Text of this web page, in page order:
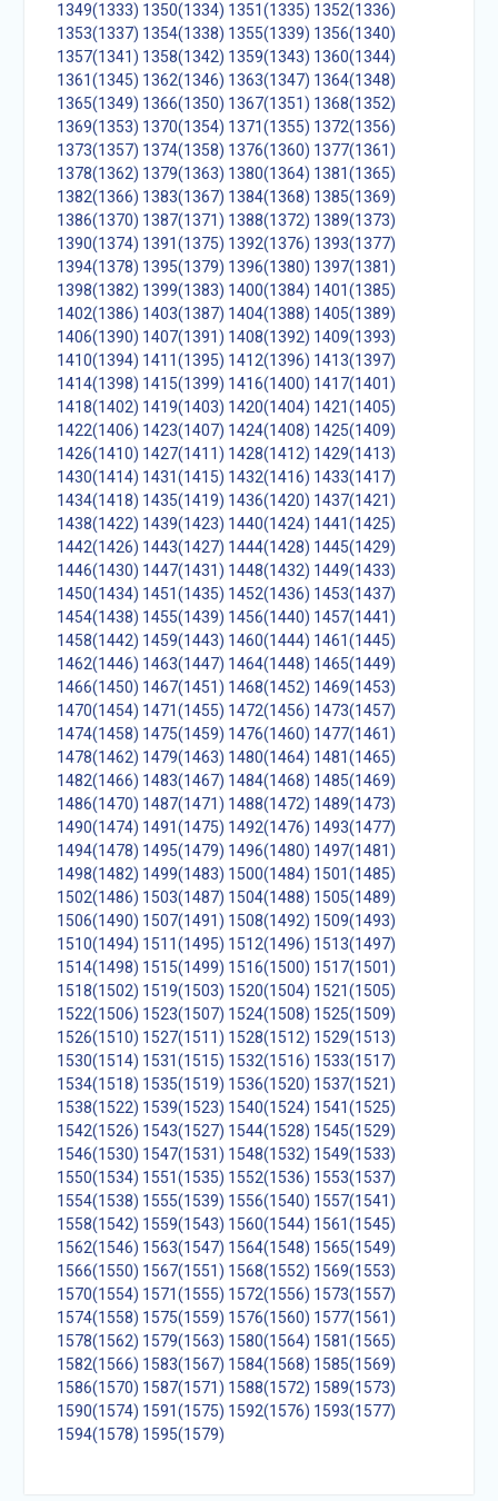
1349(1333) 1350(1334) 1351(1335) 1352(1336)
1353(1337) 1354(1338) 1355(1339) 1356(1340)
1357(1341) 1358(1342) 1359(1343) 1360(1344)
1361(1345) 1362(1346) 1363(1347) 1364(1348)
1365(1349) 1366(1350) 1367(1351) 1368(1352)
1369(1353) 1370(1354) 1371(1355) 1372(1356)
1373(1357) 1374(1358) 1376(1360) 1377(1361)
1378(1362) 1379(1363) 1380(1364) 1381(1365)
1382(1366) 1383(1367) 1384(1368) 1385(1369)
1386(1370) 1387(1371) 1388(1372) 1389(1373)
1390(1374) 1391(1375) 1392(1376) 1393(1377)
1394(1378) 1395(1379) 1396(1380) 1397(1381)
1398(1382) 1399(1383) 1400(1384) 1401(1385)
1402(1386) 1403(1387) 1404(1388) 1405(1389)
1406(1390) 1407(1391) 1408(1392) 1409(1393)
1410(1394) 1411(1395) 1412(1396) 1413(1397)
1414(1398) 1415(1399) 1416(1400) 1417(1401)
1418(1402) 1419(1403) 1420(1404) 1421(1405)
1422(1406) 1423(1407) 1424(1408) 1425(1409)
1426(1410) 1427(1411) 1428(1412) 1429(1413)
1430(1414) 1431(1415) 1432(1416) 1433(1417)
1434(1418) 1435(1419) 1436(1420) 1437(1421)
1438(1422) 1439(1423) 1440(1424) 1441(1425)
1442(1426) 1443(1427) 1444(1428) 1445(1429)
1446(1430) 1447(1431) 1448(1432) 1449(1433)
1450(1434) 1451(1435) 1452(1436) 1453(1437)
1454(1438) 1455(1439) 1456(1440) 1457(1441)
1458(1442) 1459(1443) 1460(1444) 1461(1445)
1462(1446) 1463(1447) 1464(1448) 1465(1449)
1466(1450) 1467(1451) 1468(1452) 1469(1453)
1470(1454) 1471(1455) 1472(1456) 1473(1457)
1474(1458) 1475(1459) 1476(1460) 1477(1461)
1478(1462) 1479(1463) 1480(1464) 1481(1465)
1482(1466) 1483(1467) 1484(1468) 1485(1469)
1486(1470) 1487(1471) 1488(1472) 1489(1473)
1490(1474) 1491(1475) 1492(1476) 1493(1477)
1494(1478) 1495(1479) 1496(1480) 1497(1481)
1498(1482) 1499(1483) 1500(1484) 1501(1485)
1502(1486) 1503(1487) 1504(1488) 1505(1489)
1506(1490) 1507(1491) 1508(1492) 1509(1493)
1510(1494) 1511(1495) 1512(1496) 1513(1497)
1514(1498) 1515(1499) 1516(1500) 1517(1501)
1518(1502) 1519(1503) 1520(1504) 1521(1505)
1522(1506) 1523(1507) 1524(1508) 1525(1509)
1526(1510) 1527(1511) 1528(1512) 1529(1513)
1530(1514) 1531(1515) 1532(1516) 1533(1517)
1534(1518) 1535(1519) 1536(1520) 1537(1521)
1538(1522) 1539(1523) 1540(1524) 1541(1525)
1542(1526) 1543(1527) 1544(1528) 1545(1529)
1546(1530) 1547(1531) 1548(1532) 1549(1533)
1550(1534) 1551(1535) 1552(1536) 1553(1537)
1554(1538) 1555(1539) 1556(1540) 1557(1541)
1558(1542) 1559(1543) 1560(1544) 1561(1545)
1562(1546) 1563(1547) 1564(1548) 1565(1549)
1566(1550) 1567(1551) 1568(1552) 1569(1553)
1570(1554) 1571(1555) 1572(1556) 1573(1557)
1574(1558) 1575(1559) 1576(1560) 1577(1561)
1578(1562) 1579(1563) 1580(1564) 1581(1565)
1582(1566) 1583(1567) 1584(1568) 1585(1569)
1586(1570) 1587(1571) 1588(1572) 1589(1573)
1590(1574) 1591(1575) 1592(1576) 1593(1577)
1594(1578) 1595(1579)